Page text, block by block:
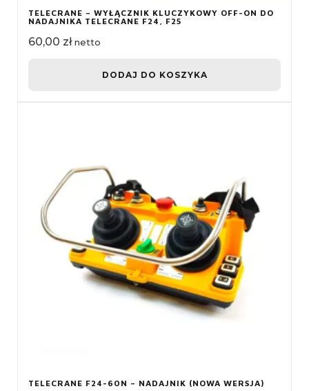
TELECRANE – WYŁĄCZNIK KLUCZYKOWY OFF-ON DO
NADAJNIKA TELECRANE F24, F25
60,00 zł netto
DODAJ DO KOSZYKA
TELECRANE F24-60N – NADAJNIK (NOWA WERSJA)